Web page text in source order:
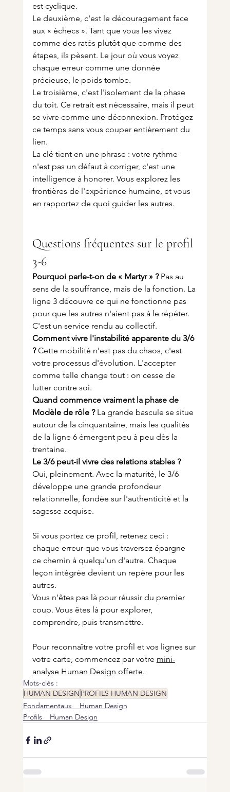
est cyclique.
Le deuxième, c'est le découragement face
aux « échecs ». Tant que vous les vivez
comme des ratés plutôt que comme des
étapes, ils pèsent. Le jour où vous voyez
chaque erreur comme une donnée
précieuse, le poids tombe.
Le troisième, c'est l'isolement de la phase
du toit. Ce retrait est nécessaire, mais il peut
se vivre comme une déconnexion. Protégez
ce temps sans vous couper entièrement du
lien.
La clé tient en une phrase : votre rythme
n'est pas un défaut à corriger, c'est une
intelligence à honorer. Vous explorez les
frontières de l'expérience humaine, et vous
en rapportez de quoi guider les autres.
Questions fréquentes sur le profil
3-6
Pourquoi parle-t-on de « Martyr » ? Pas au
sens de la souffrance, mais de la fonction. La
ligne 3 découvre ce qui ne fonctionne pas
pour que les autres n'aient pas à le répéter.
C'est un service rendu au collectif.
Comment vivre l'instabilité apparente du 3/6
? Cette mobilité n'est pas du chaos, c'est
votre processus d'évolution. L'accepter
comme telle change tout : on cesse de
lutter contre soi.
Quand commence vraiment la phase de
Modèle de rôle ? La grande bascule se situe
autour de la cinquantaine, mais les qualités
de la ligne 6 émergent peu à peu dès la
trentaine.
Le 3/6 peut-il vivre des relations stables ?
Oui, pleinement. Avec la maturité, le 3/6
développe une grande profondeur
relationnelle, fondée sur l'authenticité et la
sagesse acquise.
Si vous portez ce profil, retenez ceci :
chaque erreur que vous traversez épargne
ce chemin à quelqu'un d'autre. Chaque
leçon intégrée devient un repère pour les
autres.
Vous n'êtes pas là pour réussir du premier
coup. Vous êtes là pour explorer,
comprendre, puis transmettre.
Pour reconnaître votre profil et vos lignes sur
votre carte, commencez par votre mini-
analyse Human Design offerte.
Mots-clés :
HUMAN DESIGN PROFILS HUMAN DESIGN
Fondamentaux _ Human Design
Profils _ Human Design